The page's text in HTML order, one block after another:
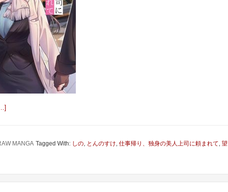
MANGA Tagged With: しの, とんのすけ, 仕事帰り、独身の美人上司に頼まれて, 望